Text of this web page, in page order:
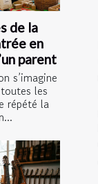
de la
en
parent
s’imagine
les
répété la